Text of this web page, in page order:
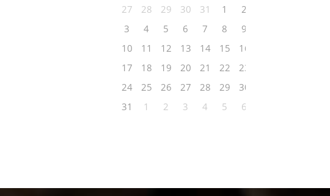
27 28 29 30 31 1
2
3
4 5 6 7 8
9
10
11 12 13 14 15
16
17
18 19 20 21 22
23
24
25 26 27 28 29
30
31
1 2 3 4 5 6